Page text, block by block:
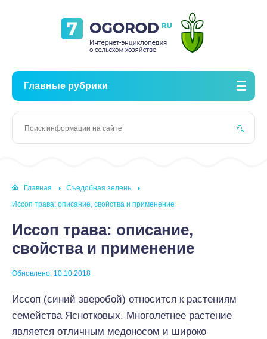
Главные рубрики
Главная
Съедобная зелень
Иссоп трава: описание, свойства и применение
Иссоп трава: описание,
свойства и применение
Обновлено: 10.10.2018
Иссоп (синий зверобой) относится к растениям
семейства Яснотковых. Многолетнее растение
является отличным медоносом и широко